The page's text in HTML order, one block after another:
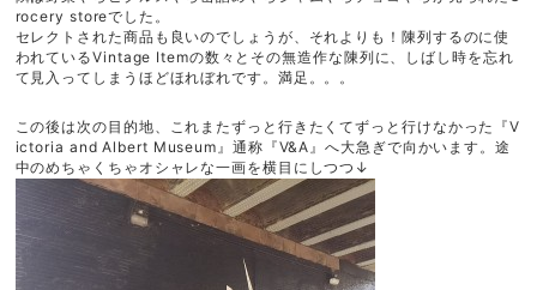
rocery storeでした。
セレクトされた商品も良いのでしょうが、それよりも！陳列するのに使
われているVintage Itemの数々とその無造作な陳列に、しばし時を忘れ
て見入ってしまうほどほれぼれです。満足。。。
この後は次の目的地、これまたずっと行きたくてずっと行けなかった『V
ictoria and Albert Museum』通称『V&A』へ大急ぎで向かいます。途
中のめちゃくちゃオシャレな一画を横目にしつつ↓